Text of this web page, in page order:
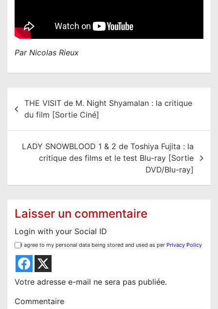
Par Nicolas Rieux
t
d
THE VISIT de M. Night Shyamalan : la critique
du film [Sortie Ciné]
LADY SNOWBLOOD 1 & 2 de Toshiya Fujita : la
critique des films et le test Blu-ray [Sortie
DVD/Blu-ray]
Laisser un commentaire
Login with your Social ID
I agree to my personal data being stored and used as per Privacy Policy
Votre adresse e-mail ne sera pas publiée.
Commentaire